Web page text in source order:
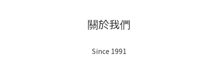
關於我們
Since 1991